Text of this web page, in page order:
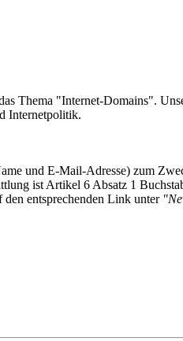
Thema "Internet-Domains".
Internetpolitik.
und E-Mail-Adresse) zum
ist Artikel 6 Absatz 1
entsprechenden Link unter